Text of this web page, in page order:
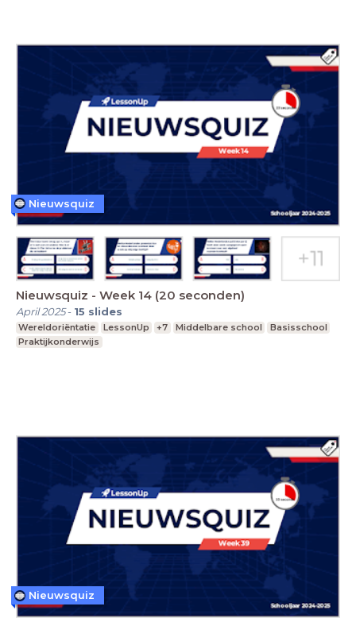
Nieuwsquiz - Week 14 (20 seconden)
April 2025- 15 slides
Wereldoriëntatie LessonUp +7 Middelbare school
Basisschool
Praktijkonderwijs
Nieuwsquiz
Nieuwsquiz